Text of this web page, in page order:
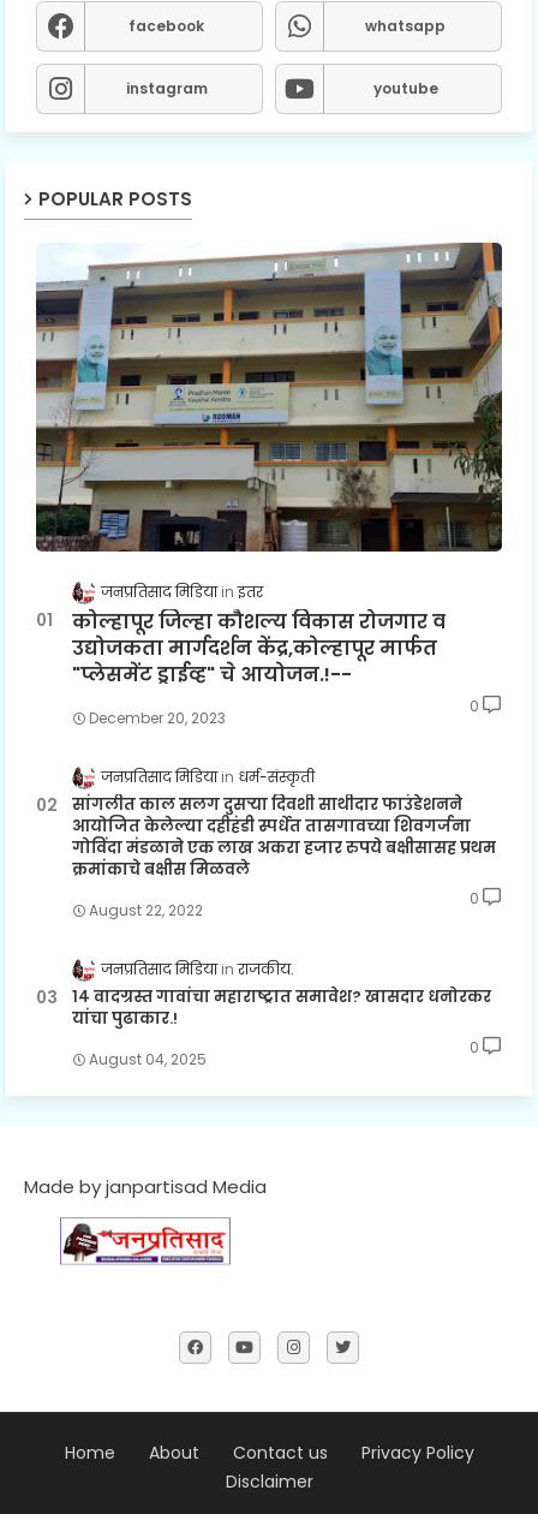
facebook whatsapp
instagram youtube
POPULAR POSTS
जनप्रतिसाद मिडिया इतर
कोल्हापूर जिल्हा कौशल्य विकास रोजगार व
उद्योजकता मार्गदर्शन केंद्र,कोल्हापूर मार्फत
"प्लेसमेंट ड्राईव्ह" चे आयोजन.!--
December 20, 2023
0
जनप्रतिसाद मिडिया धर्म-संस्कृती
सांगलीत काल सलग दुसऱ्या दिवशी साथीदार फाउंडेशनने
आयोजित केलेल्या दहीहंडी स्पर्धेत तासगावच्या शिवगर्जना
गोविंदा मंडळाने एक लाख अकरा हजार रुपये बक्षीसासह प्रथम
क्रमांकाचे बक्षीस मिळवले
August 22, 2022
0
जनप्रतिसाद मिडिया राजकीय.
१४ वादग्रस्त गावांचा महाराष्ट्रात समावेश? खासदार धनोरकर
यांचा पुढाकार.!
August 04, 2025
0
Made by janpartisad Media
Home About Contact us
Privacy Policy
Disclaimer